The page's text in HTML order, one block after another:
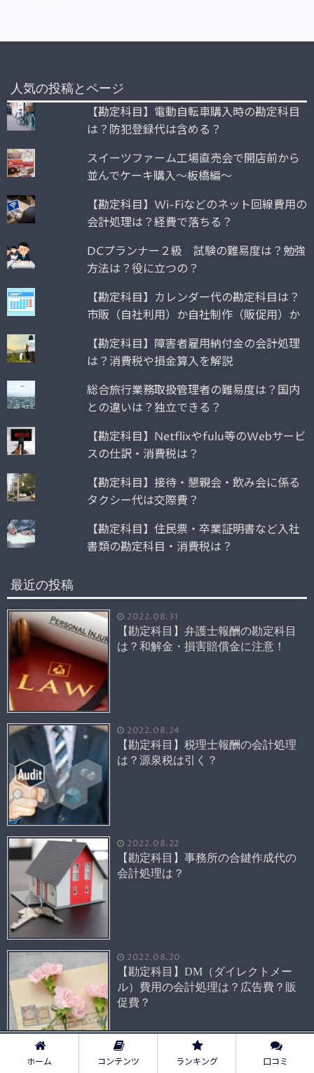
人気の投稿とページ
【勘定科目】電動自転車購入時の勘定科目
は？防犯登録代は含める？
スイーツファーム工場直売会で開店前から
並んでケーキ購入～板橋編～
【勘定科目】Wi-Fiなどのネット回線費用の
会計処理は？経費で落ちる？
DCプランナー２級 試験の難易度は？勉強
方法は？役に立つの？
【勘定科目】カレンダー代の勘定科目は？
市販（自社利用）か自社制作（販促用）か
【勘定科目】障害者雇用納付金の会計処理
は？消費税や損金算入を解説
総合旅行業務取扱管理者の難易度は？国内
との違いは？独立できる？
【勘定科目】Netflixやfulu等のWebサービ
スの仕訳・消費税は？
【勘定科目】接待・懇親会・飲み会に係る
タクシー代は交際費？
【勘定科目】住民票・卒業証明書など入社
書類の勘定科目・消費税は？
最近の投稿
2022.08.31
【勘定科目】弁護士報酬の勘定科目
は？和解金・損害賠償金に注意！
2022.08.24
【勘定科目】税理士報酬の会計処理
は？源泉税は引く？
2022.08.22
【勘定科目】事務所の合鍵作成代の
会計処理は？
2022.08.20
【勘定科目】DM（ダイレクトメー
ル）費用の会計処理は？広告費？販
促費？
ホーム コンテンツ ランキング 口コミ